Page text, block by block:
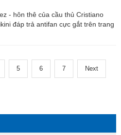
- hôn thê của cầu thủ Cristiano
đáp trả antifan cực gắt trên trang
5 6 7 Next